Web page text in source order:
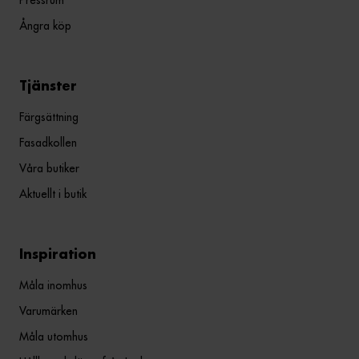
Ångra köp
Tjänster
Färgsättning
Fasadkollen
Våra butiker
Aktuellt i butik
Inspiration
Måla inomhus
Varumärken
Måla utomhus